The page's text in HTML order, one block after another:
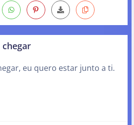
eu quero estar junto a ti.